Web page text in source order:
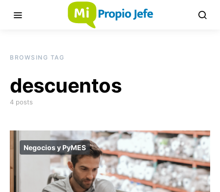
BROWSING TAG
descuentos
4 posts
Negocios y PyMES